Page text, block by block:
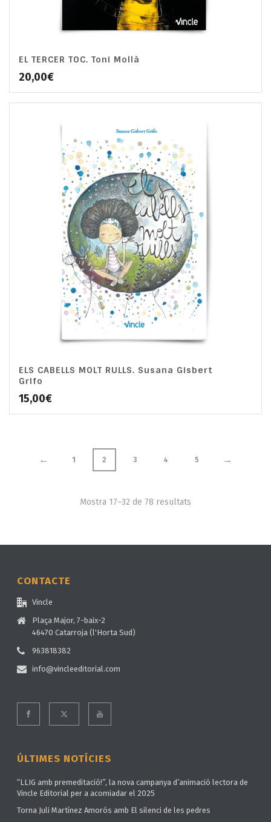
EL TERCER TOC. Toni Mollà
20,00€
ELS CABELLS MOLT RULLS. Susana Gisbert
Grifo
15,00€
← 1 2 3 4 5 →
Mostra 17–32 de 78 resultats
CONTACTE
Vincle
Plaça Major, 7-baix-2
46470 Catarroja (l'Horta Sud)
963818382
info@vincleeditorial.com
ÚLTIMES NOTÍCIES
“LLIG amb premeditació!”, la nova campanya d’animació lectora de
Vincle Editorial per a acomiadar el 2025
Torna Juli Martínez Amorós amb El silenci de les pedres